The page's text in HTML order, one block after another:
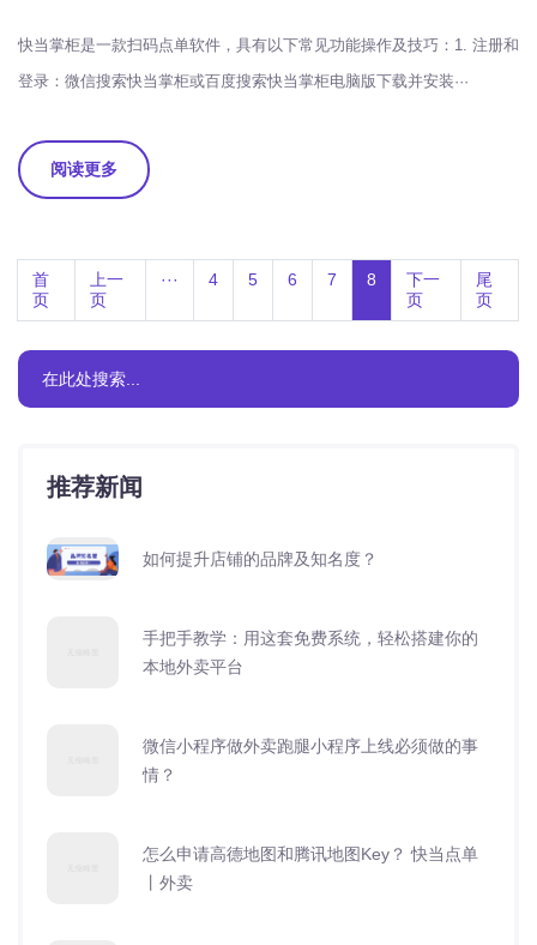
快当掌柜是一款扫码点单软件，具有以下常见功能操作及技巧：1. 注册和
登录：微信搜索快当掌柜或百度搜索快当掌柜电脑版下载并安装···
阅读更多
首
页
上一
页
··· 4 5 6 7 8
下一
页
尾
页
推荐新闻
如何提升店铺的品牌及知名度？
手把手教学：用这套免费系统，轻松搭建你的
本地外卖平台
微信小程序做外卖跑腿小程序上线必须做的事
情？
怎么申请高德地图和腾讯地图Key？ 快当点单
丨外卖